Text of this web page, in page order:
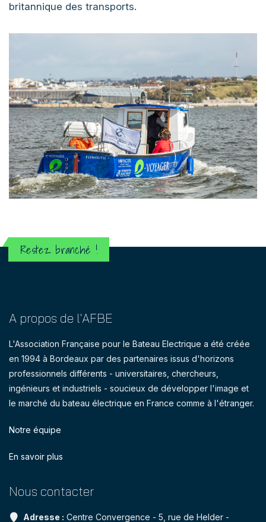
britannique des transports.
Restez branché !
A propos de l'AFBE
L'Association Française pour le Bateau Electrique a été créée
en 1994 à Bordeaux par des partenaires issus d'horizons
professionnels différents - universitaires, chercheurs,
ingénieurs et industriels - soucieux de développer l'image et
le marché du bateau électrique en France comme à l'étranger.
Notre équipe
En savoir plus
Nous contacter
Adresse : Centre Convergence - 5, rue de Helder -